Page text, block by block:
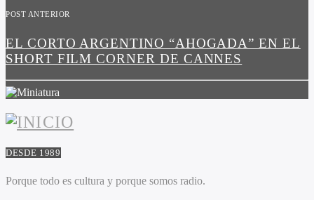
POST ANTERIOR
EL CORTO ARGENTINO “AHOGADA” EN EL
SHORT FILM CORNER DE CANNES
DESDE 1989
Porque todo es cultura y porque somos radio.